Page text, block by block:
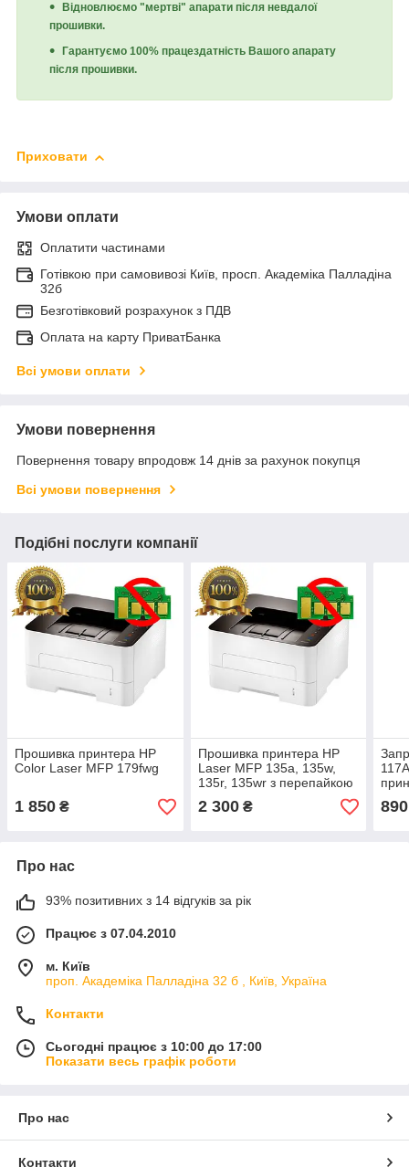
Відновлюємо "мертві" апарати після невдалої
прошивки.
Гарантуємо 100% працездатність Вашого апарату
після прошивки.
Приховати
Умови оплати
Оплатити частинами
Готівкою при самовивозі Київ, просп. Академіка Палладіна
32б
Безготівковий розрахунок з ПДВ
Оплата на карту ПриватБанка
Всі умови оплати
Умови повернення
Повернення товару впродовж 14 днів за рахунок покупця
Всі умови повернення
Подібні послуги компанії
Прошивка принтера HP
Color Laser MFP 179fwg
1 850 ₴
Прошивка принтера HP
Laser MFP 135a, 135w,
135r, 135wr з перепайкою
плати
2 300₴ 890
Про нас
93% позитивних з 14 відгуків за рік
Працює з 07.04.2010
м. Київ
проп. Академіка Палладіна 32 б , Київ, Україна
Контакти
Сьогодні працює з 10:00 до 17:00
Показати весь графік роботи
Про нас
Контакти